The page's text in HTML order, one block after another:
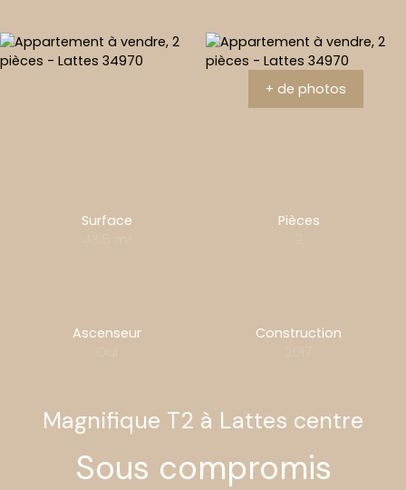
+ de photos
Surface
Pièces
Ascenseur
Construction
Magnifique T2 à Lattes centre
Sous compromis